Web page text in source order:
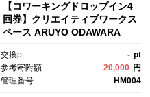
【コワーキングドロップイン4
回券】クリエイティブワークス
ペース ARUYO ODAWARA
交換pt: - pt
参考寄附額:
20,000 円
管理番号:
HM004